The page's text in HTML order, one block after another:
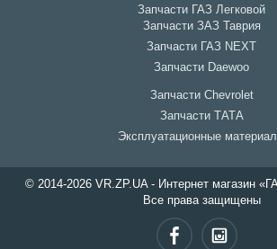
Запчасти ГАЗ Легковой
Запчасти ЗАЗ Таврия
Запчасти ГАЗ NEXT
Запчасти Daewoo
Запчасти Chevrolet
Запчасти ТАТА
Эксплуатационные
© 2014-2026 VR.ZP.UA - Интернет магазин
Все права защищены